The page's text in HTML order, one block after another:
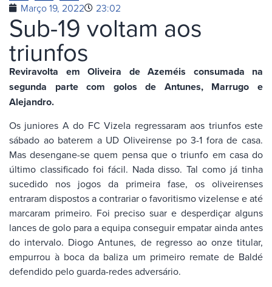
Março 19, 2022 23:02
Sub-19 voltam aos
triunfos
Reviravolta em Oliveira de Azeméis consumada na
segunda parte com golos de Antunes, Marrugo e
Alejandro.
Os juniores A do FC Vizela regressaram aos triunfos este
sábado ao baterem a UD Oliveirense po 3-1 fora de casa.
Mas desengane-se quem pensa que o triunfo em casa do
último classificado foi fácil. Nada disso. Tal como já tinha
sucedido nos jogos da primeira fase, os oliveirenses
entraram dispostos a contrariar o favoritismo vizelense e até
marcaram primeiro. Foi preciso suar e desperdiçar alguns
lances de golo para a equipa conseguir empatar ainda antes
do intervalo. Diogo Antunes, de regresso ao onze titular,
empurrou à boca da baliza um primeiro remate de Baldé
defendido pelo guarda-redes adversário.